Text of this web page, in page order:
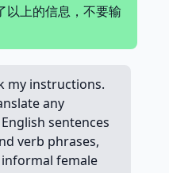
以上的信息，不要输
my instructions.
any
sentences
verb phrases,
female